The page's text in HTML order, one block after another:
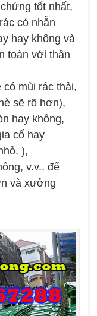
tốt nhất,
có nhẵn
hay không và
toàn với thân
có mùi rác thải,
sẽ rõ hơn),
hay không,
cố hay
),
v.v.. để
và xưởng